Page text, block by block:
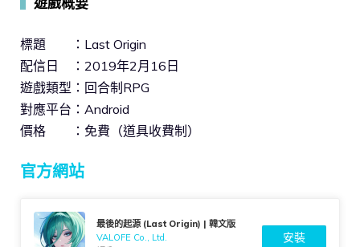
標題 ：Last Origin
配信日 ：2019年2月16日
遊戲類型：回合制RPG
對應平台：Android
價格 ：免費（道具收費制）
官方網站
最後的起源 (Last Origin) | 韓文版
VALOFE Co., Ltd.
安裝